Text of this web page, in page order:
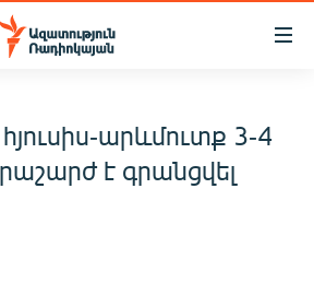
արևմուտք 3-4
է գրանցվել